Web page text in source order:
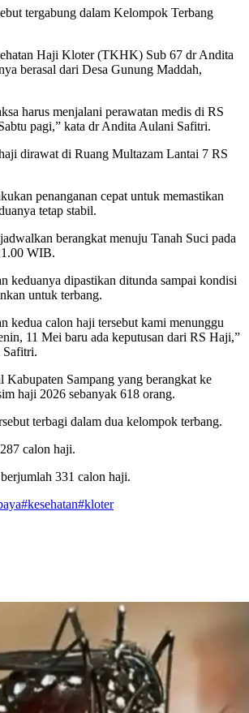
tergabung dalam Kelompok Terbang
Haji Kloter (TKHK) Sub 67 dr Andita
berasal dari Desa Gunung Maddah,
harus menjalani perawatan medis di RS
pagi,” kata dr Andita Aulani Safitri.
dirawat di Ruang Multazam Lantai 7 RS
penanganan cepat untuk memastikan
tetap stabil.
berangkat menuju Tanah Suci pada
WIB.
keduanya dipastikan ditunda sampai kondisi
untuk terbang.
kedua calon haji tersebut kami menunggu
11 Mei baru ada keputusan dari RS Haji,”
Kabupaten Sampang yang berangkat ke
haji 2026 sebanyak 618 orang.
terbagi dalam dua kelompok terbang.
calon haji.
331 calon haji.
#kesehatan#kloter